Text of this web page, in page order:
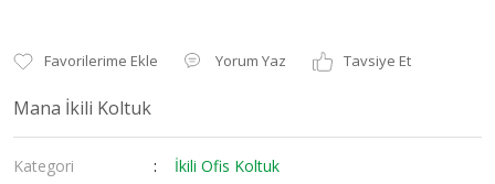
Yorum Yaz Tavsiye Et
Mana İkili Koltuk
Kategori
İkili Ofis Koltuk